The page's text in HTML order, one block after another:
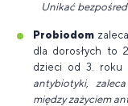
Unikać
Probiodom
dla dorosłych to
dzieci od 3. roku
antybiotyki,
między zażyciem